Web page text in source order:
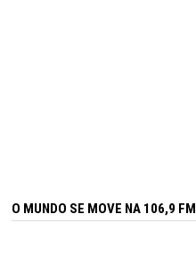
O MUNDO SE MOVE NA 106,9 FM